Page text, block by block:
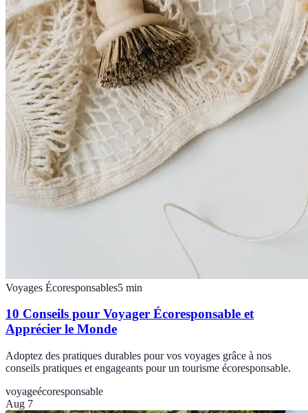
Voyages Écoresponsables5 min
10 Conseils pour Voyager Écoresponsable et
Apprécier le Monde
Adoptez des pratiques durables pour vos voyages grâce à nos
conseils pratiques et engageants pour un tourisme écoresponsable.
voyageécoresponsable
Aug 7